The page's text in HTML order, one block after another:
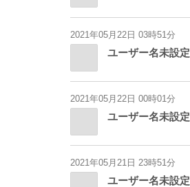
2021年05月22日 03時51分
ユーザー名未設定
2021年05月22日 00時01分
ユーザー名未設定
2021年05月21日 23時51分
ユーザー名未設定